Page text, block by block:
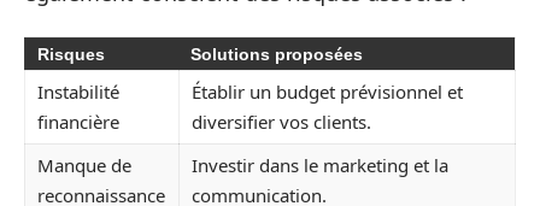
Risques Solutions proposées
Instabilité
financière
Établir un budget prévisionnel et
diversifier vos clients.
Manque de
reconnaissance
Investir dans le marketing et la
communication.